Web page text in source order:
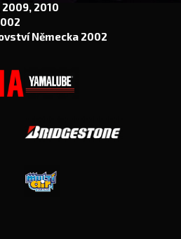
2010
Německa 2002